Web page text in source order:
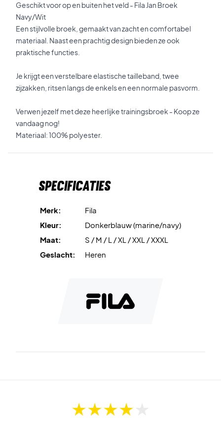
Geschikt voor op en buiten het veld - Fila Jan Broek
Navy/Wit
Een stijlvolle broek, gemaakt van zacht en comfortabel
materiaal. Naast een prachtig design bieden ze ook
praktische functies.
Je krijgt een verstelbare elastische tailleband, twee
zijzakken, ritsen langs de enkels en een normale pasvorm.
Verwen jezelf met deze heerlijke trainingsbroek - Koop ze
vandaag nog!
Materiaal: 100% polyester.
Specificaties
Merk:
Fila
Kleur:
Donkerblauw (marine/navy)
Maat:
S / M / L / XL / XXL / XXXL
Geslacht:
Heren